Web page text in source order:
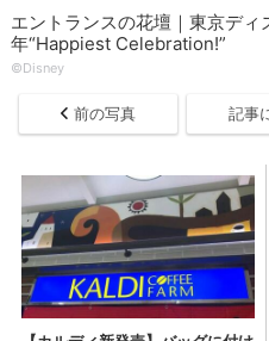
エントランスの花壇｜東京デ
年“Happiest Celebration!”
©︎Disney
前の写真 記事